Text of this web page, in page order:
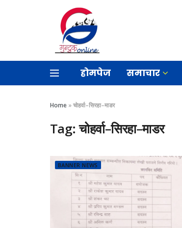
होमपेज समाचार
Home »चोहर्वा–सिरहा–माडर
Tag:चोहर्वा–सिरहा–माडर
BANNER NEWS